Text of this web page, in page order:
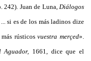
242). Juan de Luna, Diá­logos
si es de los más ladinos dize
rústicosvuestra merçed».
Aguador, 1661, dice que el